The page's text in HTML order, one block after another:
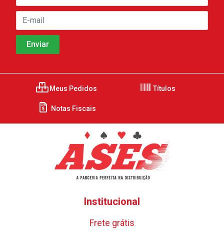
Meus Pedidos Títulos
Notas Fiscais
Institucional
Frete grátis